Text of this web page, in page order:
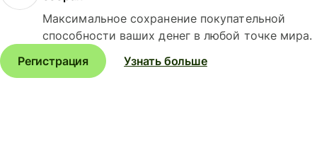
Максимальное сохранение покупательной
способности ваших денег в любой точке мира.
Регистрация
Узнать больше